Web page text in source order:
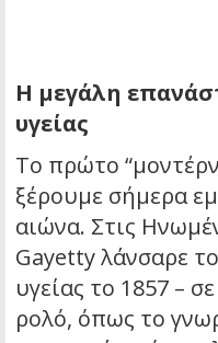
Η μεγάλη
υγείας
Το πρώτο
ξέρουμε σήμερα
αιώνα. Στις
Gayetty λάνσαρε
υγείας το 1857 –
ρολό, όπως το